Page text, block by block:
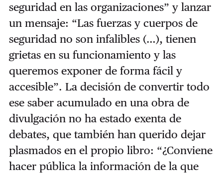
seguridad en las organizaciones” y lanzar
un mensaje: “Las fuerzas y cuerpos de
seguridad no son infalibles (…), tienen
grietas en su funcionamiento y las
queremos exponer de forma fácil y
accesible”. La decisión de convertir todo
ese saber acumulado en una obra de
divulgación no ha estado exenta de
debates, que también han querido dejar
plasmados en el propio libro: “¿Conviene
hacer pública la información de la que